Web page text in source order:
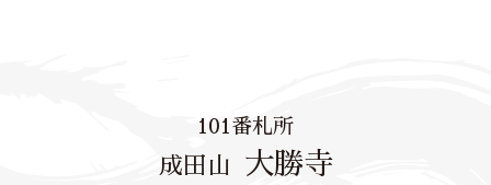
101番札所
成田山 大勝寺